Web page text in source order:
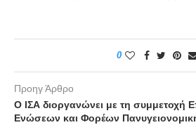
0
Προηγ Άρθρο
Ο ΙΣΑ διοργανώνει με τη συμμετοχή
Ενώσεων και Φορέων